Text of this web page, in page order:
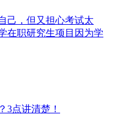
己，但又担心考试太
在职研究生项目因为学
3点讲清楚！